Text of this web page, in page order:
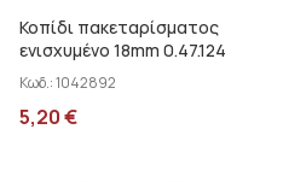
60 x 45 cm
60 x 90 cm
Κοπίδι πακεταρίσματος
ενισχυμένο 18mm 0.47.124
Κωδ.:1042892
5,20€